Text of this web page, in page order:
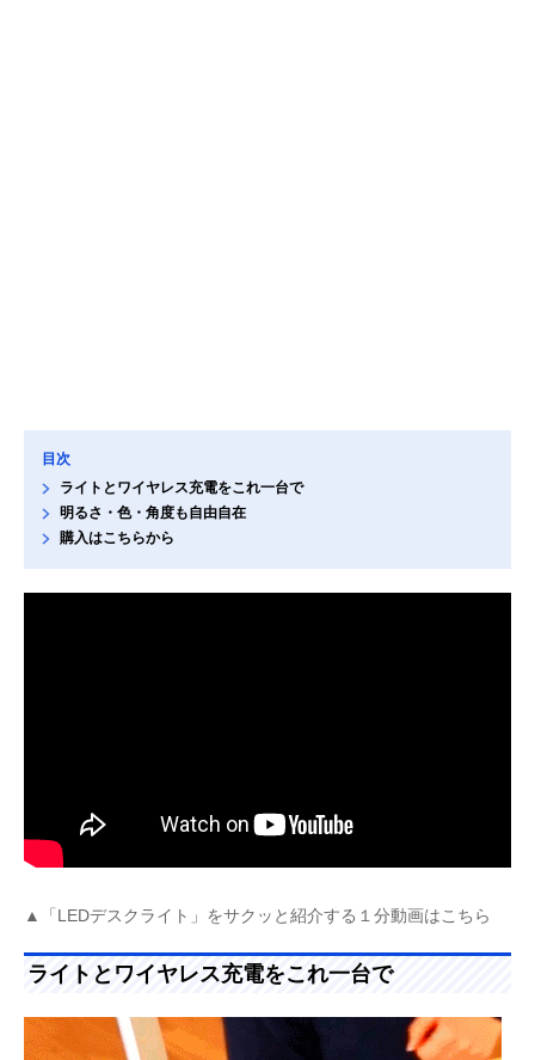
目次
ライトとワイヤレス充電をこれ一台で
明るさ・色・角度も自由自在
購入はこちらから
▲「LEDデスクライト」をサクッと紹介する１分動画はこちら
ライトとワイヤレス充電をこれ一台で